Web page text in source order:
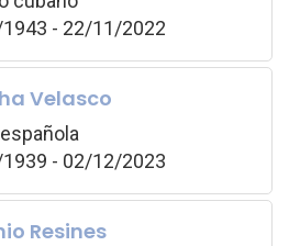
- 22/11/2022
Velasco
- 02/12/2023
Resines